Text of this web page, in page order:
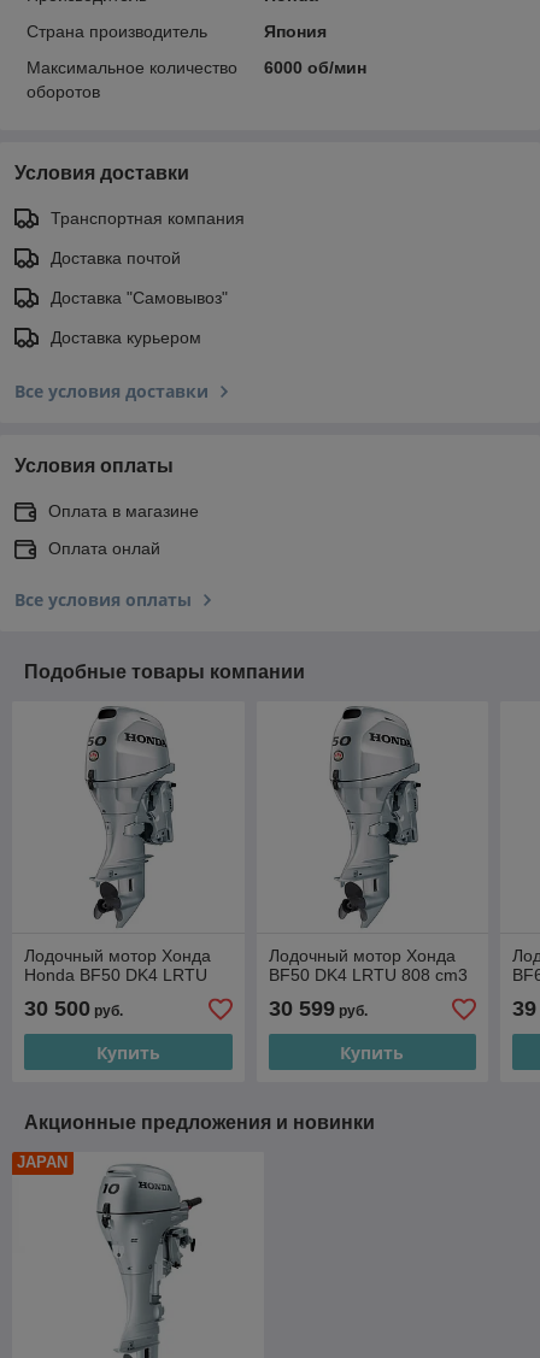
Страна производитель
Япония
Максимальное количество
оборотов
6000 об/мин
Условия доставки
Транспортная компания
Доставка почтой
Доставка "Самовывоз"
Доставка курьером
Все условия доставки
Условия оплаты
Оплата в магазине
Оплата онлай
Все условия оплаты
Подобные товары компании
Лодочный мотор Хонда
Honda BF50 DK4 LRTU
30 500 руб.
Купить
Лодочный мотор Хонда
BF50 DK4 LRTU 808 cm3
30 599руб.
Купить
Акционные предложения и новинки
JAPAN